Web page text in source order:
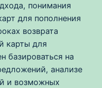
понимания
для пополнения
возврата
карты для
базироваться на
анализе
и возможных